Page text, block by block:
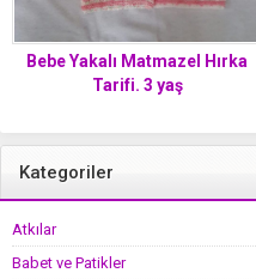
Bebe Yakalı Matmazel Hırka
Tarifi. 3 yaş
Kategoriler
Atkılar
Babet ve Patikler